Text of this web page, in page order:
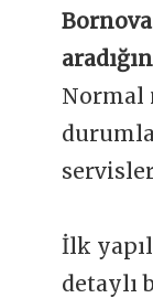
Normal
İlk
detaylı